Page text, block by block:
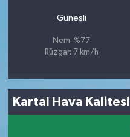
Güneşli
Nem: %77
Rüzgar: 7 km/h
Kartal Hava Kalitesi